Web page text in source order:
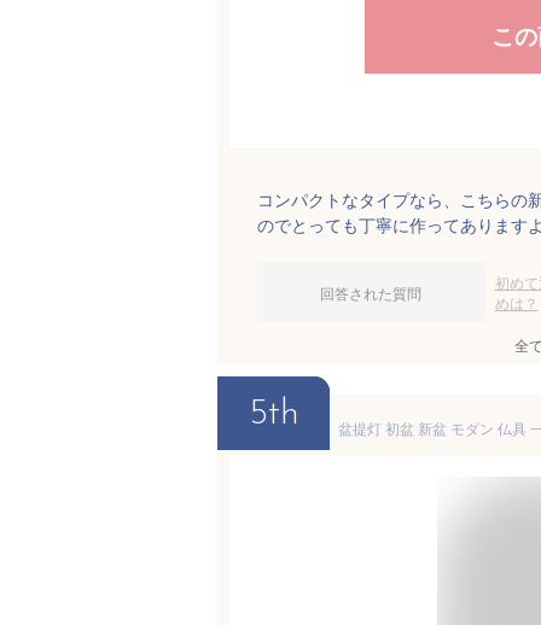
こ
コンパクトなタイプなら、こちらの
のでとっても丁寧に作ってあります
回答された質問
初め
めは？
全
5th